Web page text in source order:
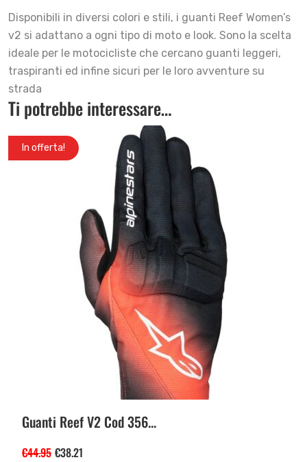
Disponibili in diversi colori e stili, i guanti Reef Women’s
v2 si adattano a ogni tipo di moto e look. Sono la scelta
ideale per le motocicliste che cercano guanti leggeri,
traspiranti ed infine sicuri per le loro avventure su
strada
Ti potrebbe interessare…
In offerta!
Guanti Reef V2 Cod 356...
€44.95 €38.21